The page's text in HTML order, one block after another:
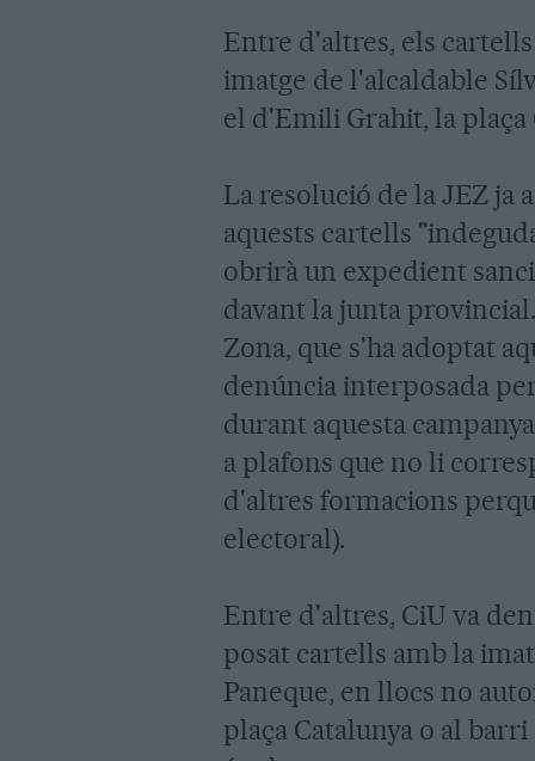
Entre d'altres, els
imatge de l'alcaldable
el d'Emili Grahit, la
La resolució de la JEZ ja
aquests cartells
obrirà un expedient
davant la junta
Zona, que s'ha adoptat
denúncia interposada
durant aquesta
a plafons que no li
d'altres formacions
electoral).
Entre d'altres, CiU va
posat cartells amb la
Paneque, en llocs no
plaça Catalunya o al